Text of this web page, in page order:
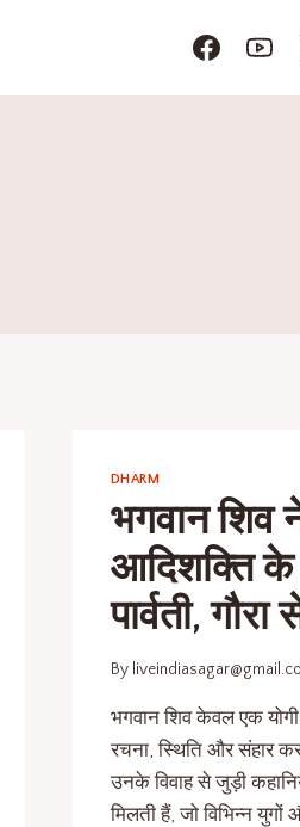
DHARM
भगवान शिव
आदिशक्ति
पार्वती, गौरा
By
भगवान शिव केवल एक
रचना, स्थिति और संहार
उनके विवाह से जुड़ी
मिलती हैं, जो विभिन्न युगों